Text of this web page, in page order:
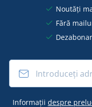
Noutăți
Fără
Informații despre